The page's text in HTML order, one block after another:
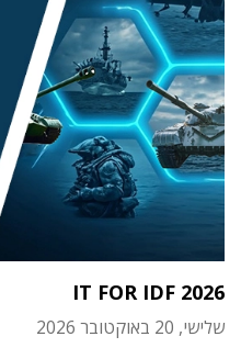
IT FOR IDF 2026
שלישי, 20 באוקטובר 2026